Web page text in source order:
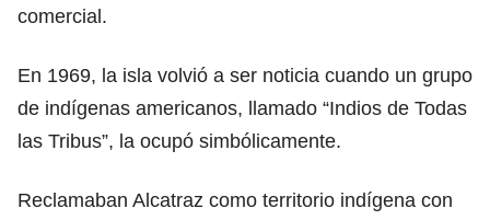
comercial.
En 1969, la isla volvió a ser noticia cuando un grupo
de indígenas americanos, llamado “Indios de Todas
las Tribus”, la ocupó simbólicamente.
Reclamaban Alcatraz como territorio indígena con